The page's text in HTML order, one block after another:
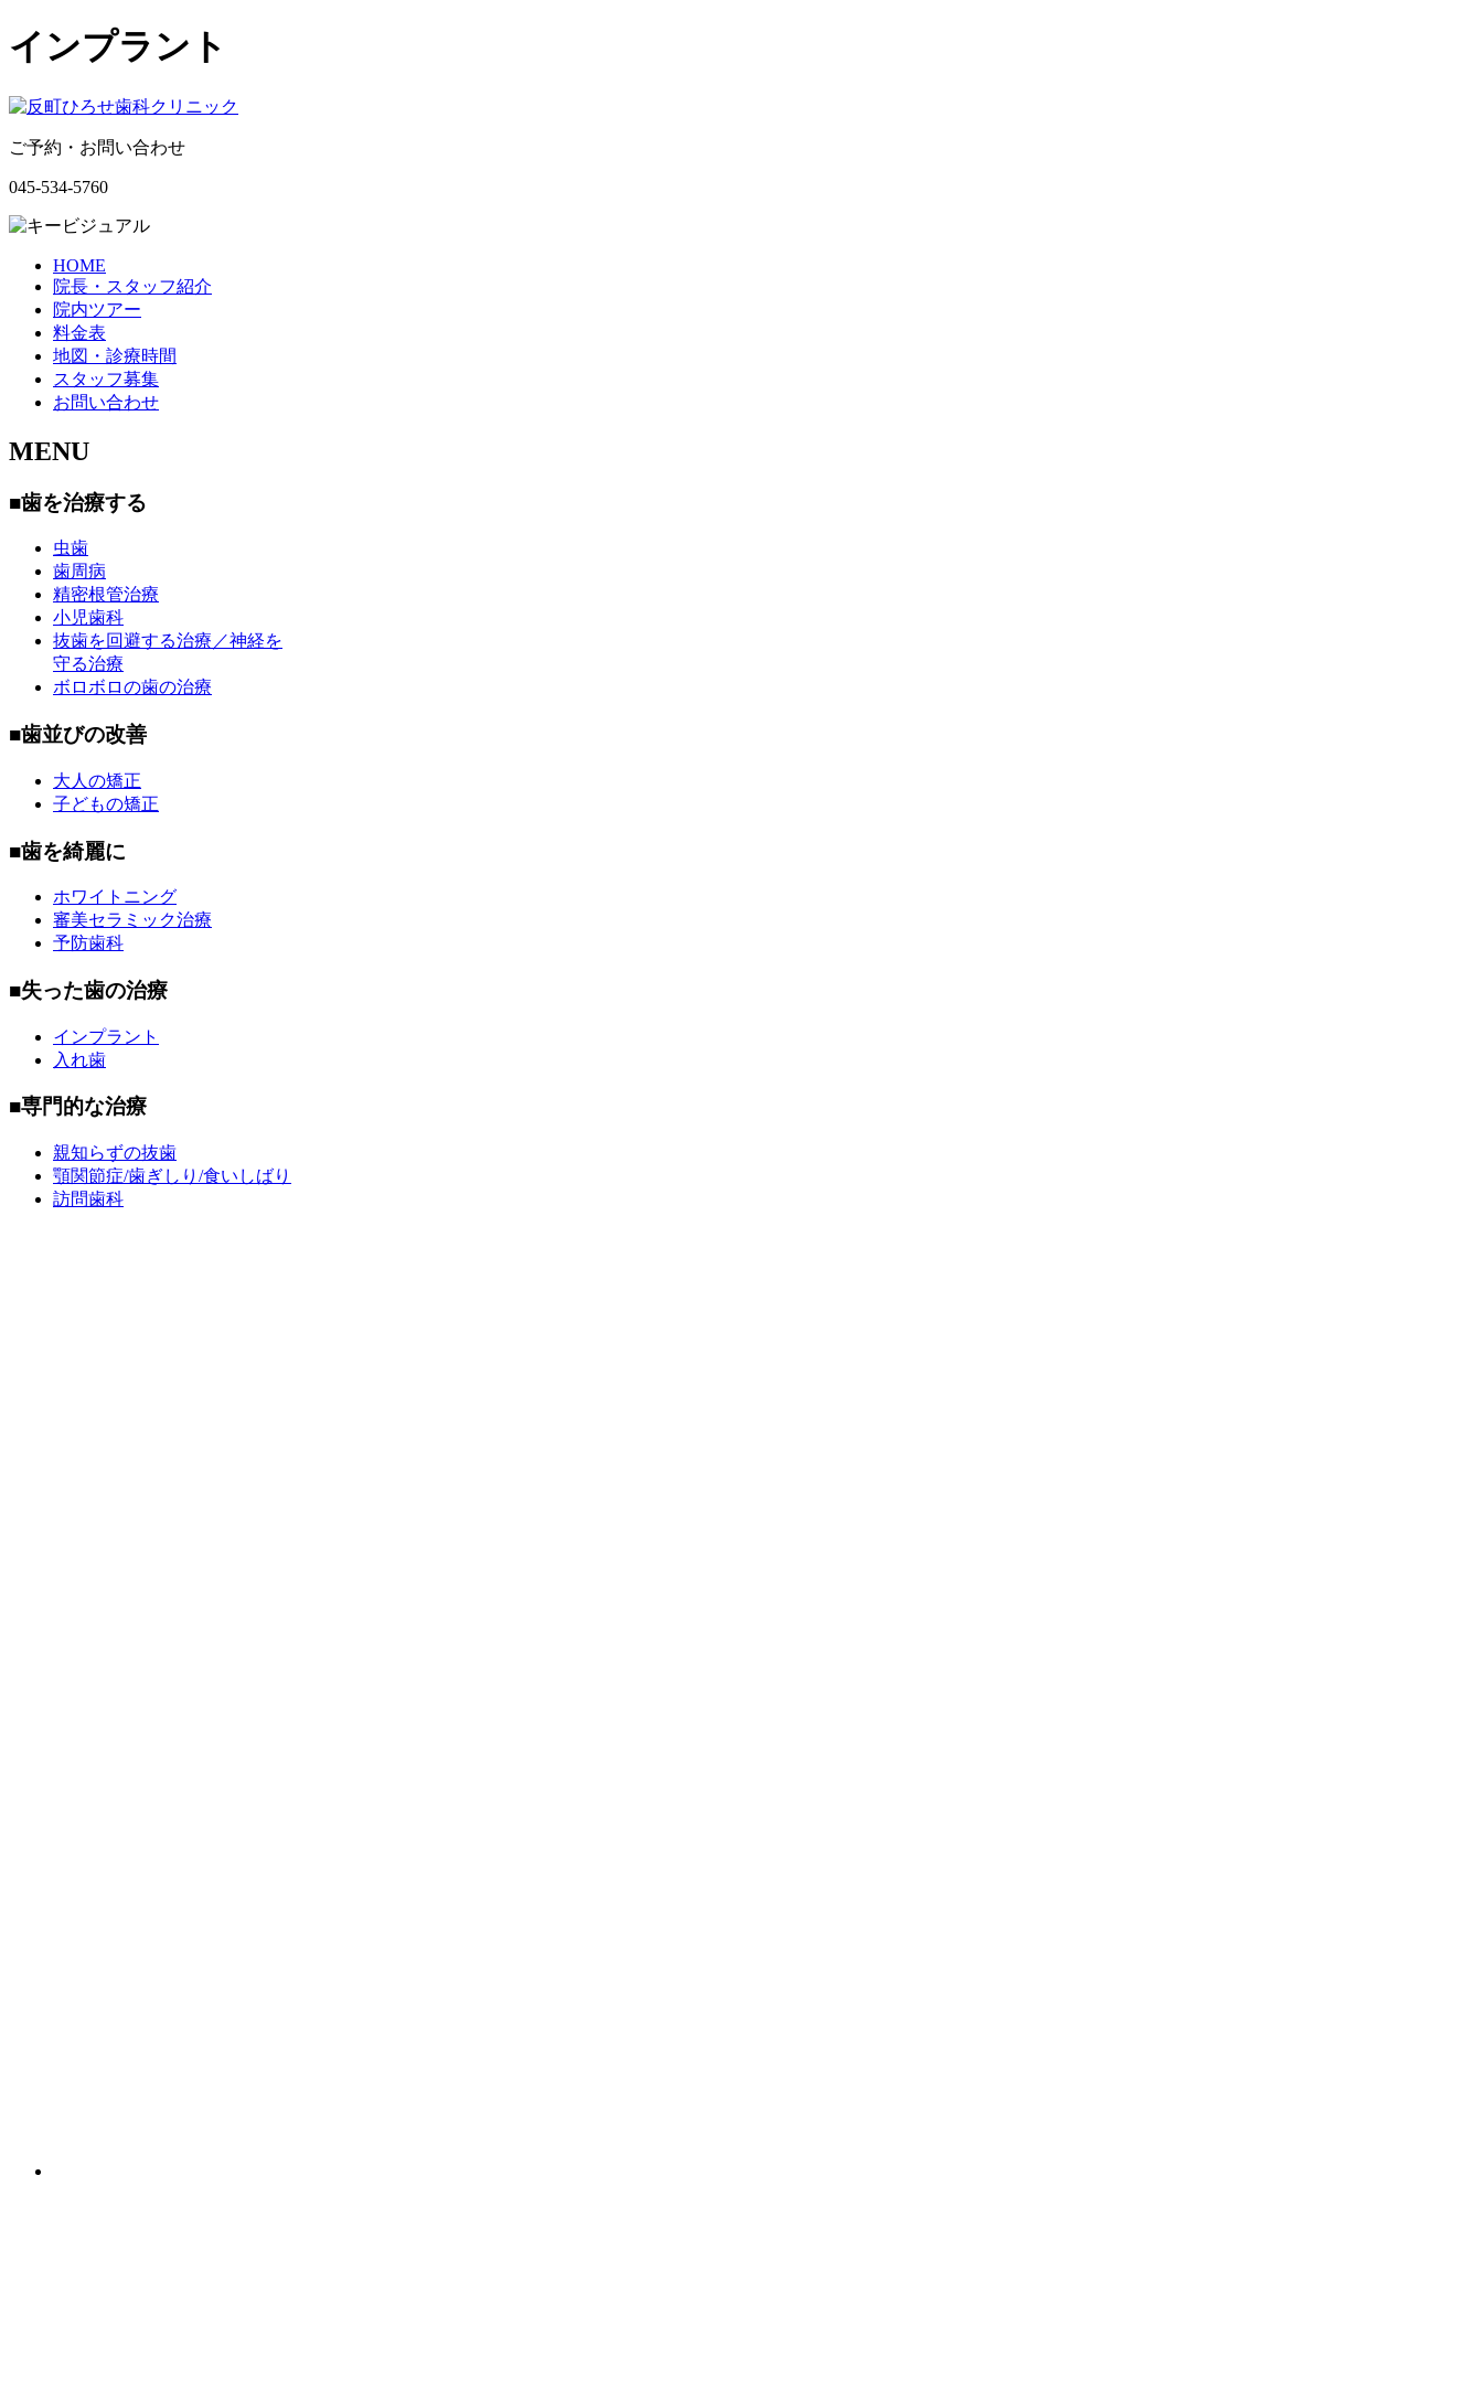
インプラント
ご予約・お問い合わせ
045-534-5760
HOME
院長・スタッフ紹介
院内ツアー
料金表
地図・診療時間
スタッフ募集
お問い合わせ
MENU
■歯を治療する
虫歯
歯周病
精密根管治療
小児歯科
抜歯を回避する治療／神経を
守る治療
ボロボロの歯の治療
■歯並びの改善
大人の矯正
子どもの矯正
■歯を綺麗に
ホワイトニング
審美セラミック治療
予防歯科
■失った歯の治療
インプラント
入れ歯
■専門的な治療
親知らずの抜歯
顎関節症/歯ぎしり/食いしばり
訪問歯科